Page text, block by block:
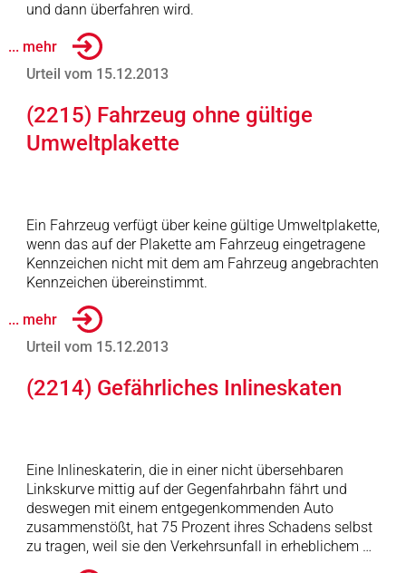
und dann überfahren wird.
... mehr
Urteil vom 15.12.2013
(2215) Fahrzeug ohne gültige
Umweltplakette
Ein Fahrzeug verfügt über keine gültige Umweltplakette,
wenn das auf der Plakette am Fahrzeug eingetragene
Kennzeichen nicht mit dem am Fahrzeug angebrachten
Kennzeichen übereinstimmt.
... mehr
Urteil vom 15.12.2013
(2214) Gefährliches Inlineskaten
Eine Inlineskaterin, die in einer nicht übersehbaren
Linkskurve mittig auf der Gegenfahrbahn fährt und
deswegen mit einem entgegenkommenden Auto
zusammenstößt, hat 75 Prozent ihres Schadens selbst
zu tragen, weil sie den Verkehrsunfall in erheblichem …